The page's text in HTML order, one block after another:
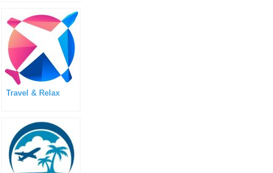
Travel & Relax